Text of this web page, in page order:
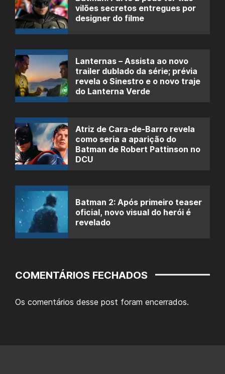
vilões secretos entregues por
designer do filme
Lanternas – Assista ao novo
trailer dublado da série; prévia
revela o Sinestro e o novo traje
do Lanterna Verde
Atriz de Cara-de-Barro revela
como seria a aparição do
Batman de Robert Pattinson no
DCU
Batman 2: Após primeiro teaser
oficial, novo visual do herói é
revelado
COMENTÁRIOS FECHADOS
Os comentários desse post foram encerrados.